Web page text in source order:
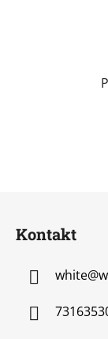
Kontakt
white@